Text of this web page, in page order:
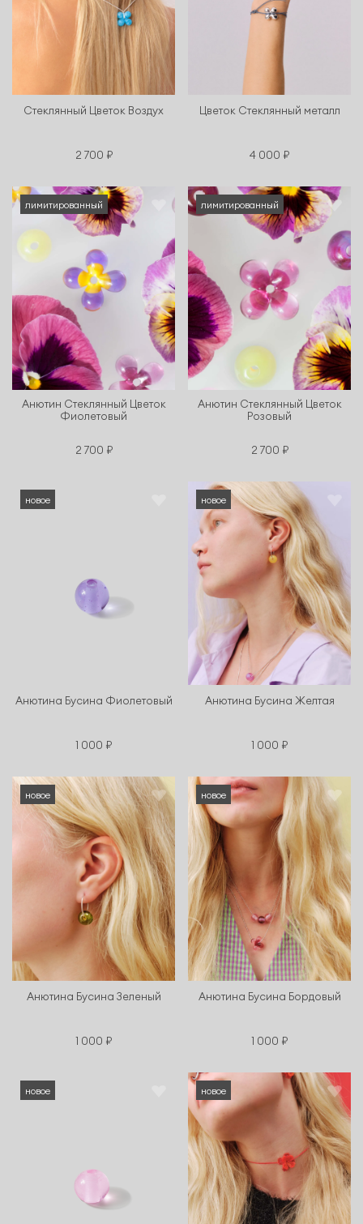
Стеклянный Цветок Воздух
2 700 ₽
Цветок Стеклянный металл
4 000 ₽
лимитированный
Анютин Стеклянный Цветок
Фиолетовый
2 700 ₽
лимитированный
Анютин Стеклянный Цветок
Розовый
2 700 ₽
новое
Анютина Бусина Фиолетовый
1 000 ₽
новое
Анютина Бусина Желтая
1 000 ₽
новое
Анютина Бусина Зеленый
1 000 ₽
новое
Анютина Бусина Бордовый
1 000 ₽
новое новое